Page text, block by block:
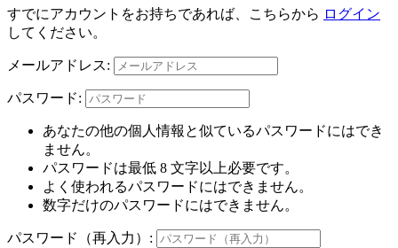
すでにアカウントをお持ちであれば、こちらから ログイン
してください。
メールアドレス:
パスワード:
あなたの他の個人情報と似ているパスワードにはでき
ません。
パスワードは最低 8 文字以上必要です。
よく使われるパスワードにはできません。
数字だけのパスワードにはできません。
パスワード（再入力）: